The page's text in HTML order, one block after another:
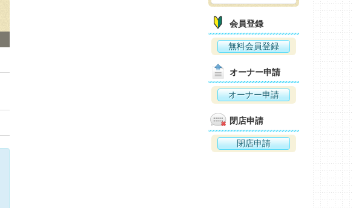
会員登録
無料会員登録
オーナー申請
オーナー申請
閉店申請
閉店申請